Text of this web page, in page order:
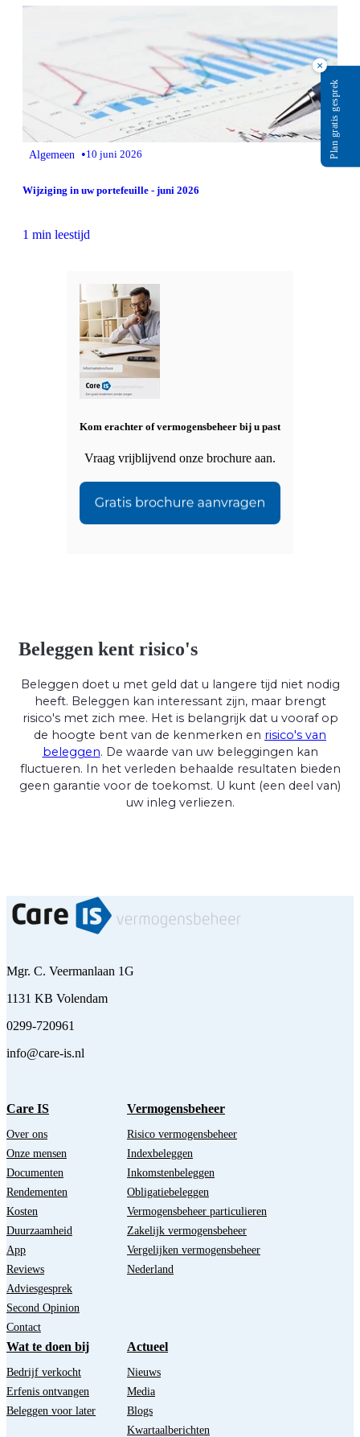
Algemeen •10 juni 2026
Wijziging in uw portefeuille - juni 2026
1 min leestijd
Kom erachter of vermogensbeheer bij u past
Vraag vrijblijvend onze brochure aan.
Beleggen kent risico's
Beleggen doet u met geld dat u langere tijd niet nodig
heeft. Beleggen kan interessant zijn, maar brengt
risico's met zich mee. Het is belangrijk dat u vooraf op
de hoogte bent van de kenmerken en risico's van
beleggen. De waarde van uw beleggingen kan
fluctueren. In het verleden behaalde resultaten bieden
geen garantie voor de toekomst. U kunt (een deel van)
uw inleg verliezen.
Mgr. C. Veermanlaan 1G
1131 KB Volendam
0299-720961
info@care-is.nl
Care IS
Over ons
Onze mensen
Documenten
Rendementen
Kosten
Duurzaamheid
App
Reviews
Adviesgesprek
Second Opinion
Contact
Vermogensbeheer
Risico vermogensbeheer
Indexbeleggen
Inkomstenbeleggen
Obligatiebeleggen
Vermogensbeheer particulieren
Zakelijk vermogensbeheer
Vergelijken vermogensbeheer
Nederland
Wat te doen bij
Bedrijf verkocht
Erfenis ontvangen
Beleggen voor later
Actueel
Nieuws
Media
Blogs
Kwartaalberichten
×
Plan gratis gesprek